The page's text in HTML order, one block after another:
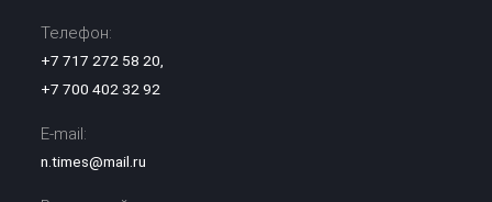
Телефон:
+7 717 272 58 20
+7 700 402 32 92
E-mail:
n.times@mail.ru